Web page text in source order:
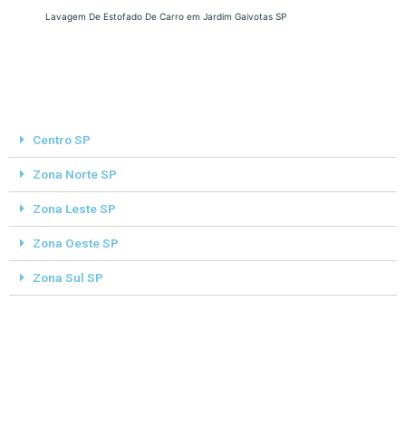
Lavagem De Estofado De Carro em Jardim Gaivotas SP
Centro SP
Zona Norte SP
Zona Leste SP
Zona Oeste SP
Zona Sul SP